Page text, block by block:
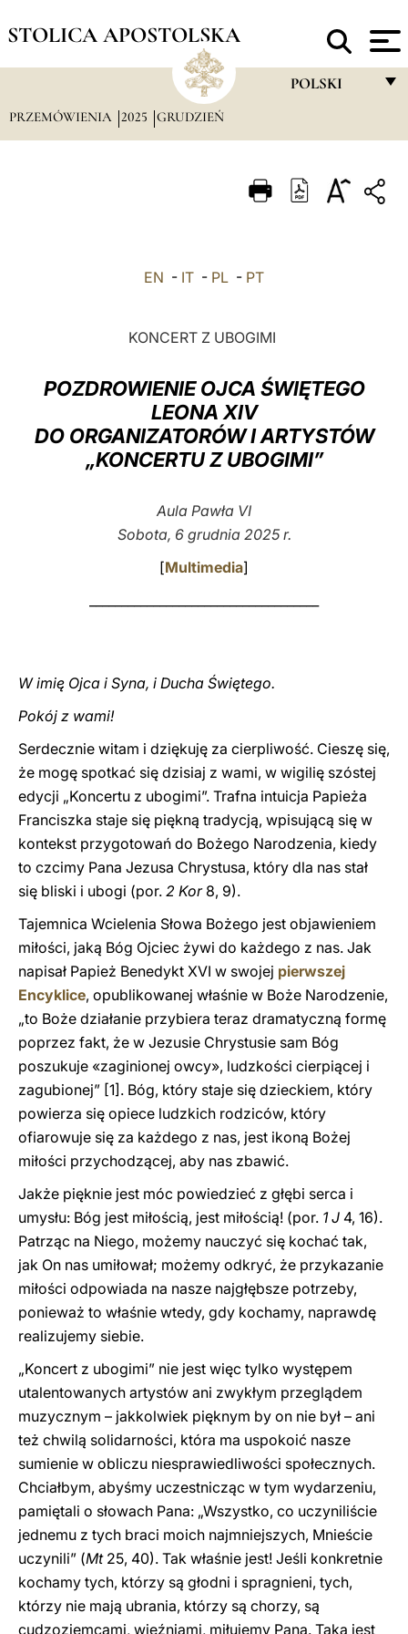
STOLICA APOSTOLSKA
POLSKI
ITALIANO
中文
LATINE
PRZEMÓWIENIA 2025 GRUDZIEŃ
EN - IT - PL - PT
KONCERT Z UBOGIMI
POZDROWIENIE OJCA ŚWIĘTEGO
LEONA XIV
DO ORGANIZATORÓW I ARTYSTÓW
„KONCERTU Z UBOGIMI”
Aula Pawła VI
Sobota, 6 grudnia 2025 r.
[Multimedia]
W imię Ojca i Syna, i Ducha Świętego.
Pokój z wami!
Serdecznie witam i dziękuję za cierpliwość. Cieszę się,
że mogę spotkać się dzisiaj z wami, w wigilię szóstej
edycji „Koncertu z ubogimi”. Trafna intuicja Papieża
Franciszka staje się piękną tradycją, wpisującą się w
kontekst przygotowań do Bożego Narodzenia, kiedy
to czcimy Pana Jezusa Chrystusa, który dla nas stał
się bliski i ubogi (por. 2 Kor8, 9).
Tajemnica Wcielenia Słowa Bożego jest objawieniem
miłości, jaką Bóg Ojciec żywi do każdego z nas. Jak
napisał Papież Benedykt XVI w swojej pierwszej
Encyklice, opublikowanej właśnie w Boże Narodzenie,
„to Boże działanie przybiera teraz dramatyczną formę
poprzez fakt, że w Jezusie Chrystusie sam Bóg
poszukuje «zaginionej owcy», ludzkości cierpiącej i
zagubionej” [1]. Bóg, który staje się dzieckiem, który
powierza się opiece ludzkich rodziców, który
ofiarowuje się za każdego z nas, jest ikoną Bożej
miłości przychodzącej, aby nas zbawić.
Jakże pięknie jest móc powiedzieć z głębi serca i
umysłu: Bóg jest miłością, jest miłością! (por. 1 J 4, 16).
Patrząc na Niego, możemy nauczyć się kochać tak,
jak On nas umiłował; możemy odkryć, że przykazanie
miłości odpowiada na nasze najgłębsze potrzeby,
ponieważ to właśnie wtedy, gdy kochamy, naprawdę
realizujemy siebie.
„Koncert z ubogimi” nie jest więc tylko występem
utalentowanych artystów ani zwykłym przeglądem
muzycznym – jakkolwiek pięknym by on nie był – ani
też chwilą solidarności, która ma uspokoić nasze
sumienie w obliczu niesprawiedliwości społecznych.
Chciałbym, abyśmy uczestnicząc w tym wydarzeniu,
pamiętali o słowach Pana: „Wszystko, co uczyniliście
jednemu z tych braci moich najmniejszych, Mnieście
uczynili” (Mt25, 40). Tak właśnie jest! Jeśli konkretnie
kochamy tych, którzy są głodni i spragnieni, tych,
którzy nie mają ubrania, którzy są chorzy, są
cudzoziemcami, więźniami, miłujemy Pana. Taka jest